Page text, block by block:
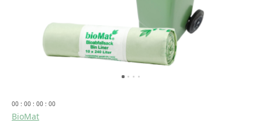
00 : 00 : 00 : 00
BioMat